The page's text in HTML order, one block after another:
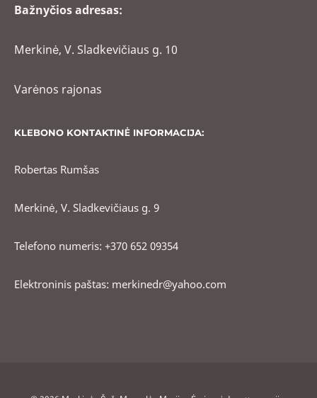
Bažnyčios adresas:
Merkinė, V. Sladkevičiaus g. 10
Varėnos rajonas
KLEBONO KONTAKTINĖ INFORMACIJA:
Robertas Rumšas
Merkinė, V. Sladkevičiaus g. 9
Telefono numeris: +370 652 09354
Elektroninis paštas: merkinedr@yahoo.com